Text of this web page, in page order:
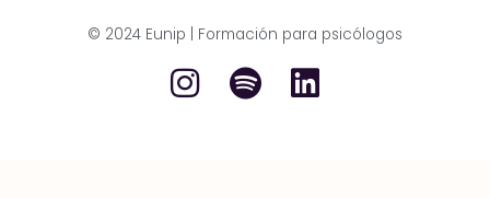
© 2024 Eunip | Formación para psicólogos